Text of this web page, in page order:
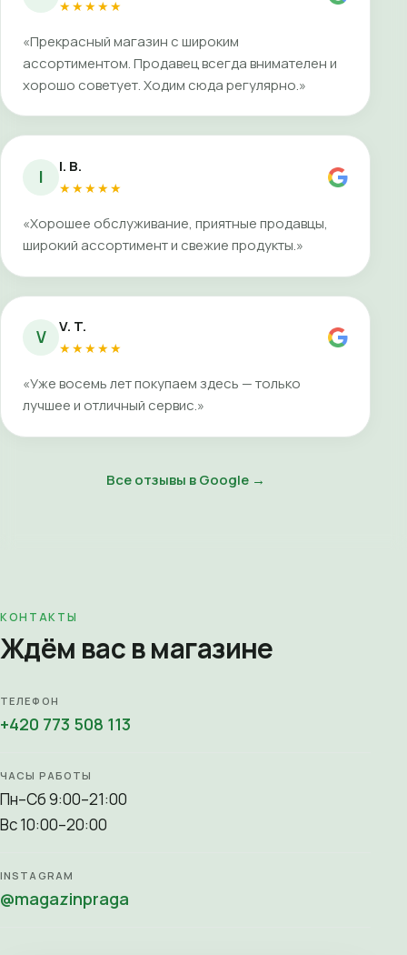
★★★★★
«Прекрасный магазин с широким
ассортиментом. Продавец всегда внимателен и
хорошо советует. Ходим сюда регулярно.»
I I. B.
★★★★★
«Хорошее обслуживание, приятные продавцы,
широкий ассортимент и свежие продукты.»
V V. T.
★★★★★
«Уже восемь лет покупаем здесь — только
лучшее и отличный сервис.»
Все отзывы в Google →
КОНТАКТЫ
Ждём вас в магазине
ТЕЛЕФОН
+420 773 508 113
ЧАСЫ РАБОТЫ
Пн–Сб 9:00–21:00
Вс 10:00–20:00
INSTAGRAM
@magazinpraga